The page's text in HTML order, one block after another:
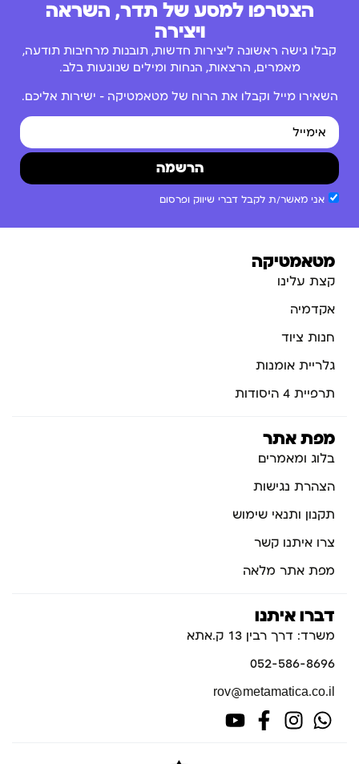
הצטרפו למסע של תדר, השראה
ויצירה
קבלו גישה ראשונה ליצירות חדשות, תובנות מרחיבות תודעה,
מאמרים, הרצאות, הנחות ומילים שנוגעות בלב.
השאירו מייל וקבלו את הרוח של מטאמטיקה – ישירות אליכם.
אני מאשר/ת לקבל דברי שיווק ופרסום
הרשמה
מטאמטיקה
קצת עלינו
אקדמיה
חנות ציוד
גלריית אומנות
תרפיית 4 היסודות
מפת אתר
בלוג ומאמרים
הצהרת נגישות
תקנון ותנאי שימוש
צרו איתנו קשר
מפת אתר מלאה
דברו איתנו
משרד: דרך רבין 13 ק.אתא
052-586-8696
rov@metamatica.co.il